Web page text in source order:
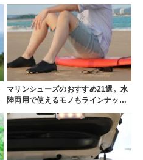
マリンシューズのおすすめ21選。水
陸両用で使えるモノもラインナッ…